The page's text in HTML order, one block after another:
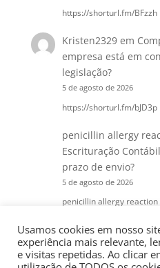
https://shorturl.fm/BFzzh
Kristen2329 em
empresa está em
legislação?
5 de agosto de 2026
https://shorturl.fm/bJD3p
penicillin allergy
Escrituração
prazo de envio?
5 de agosto de 2026
penicillin allergy
Usamos cookies em nosso
experiência mais relevante,
e visitas repetidas. Ao clicar